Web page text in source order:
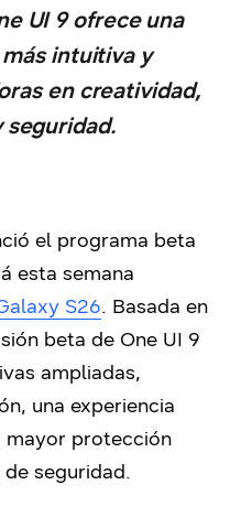
UI 9 ofrece una
intuitiva y
en creatividad,
seguridad.
el programa beta
esta semana
S26. Basada en
beta de One UI 9
ampliadas,
una experiencia
mayor protección
seguridad.